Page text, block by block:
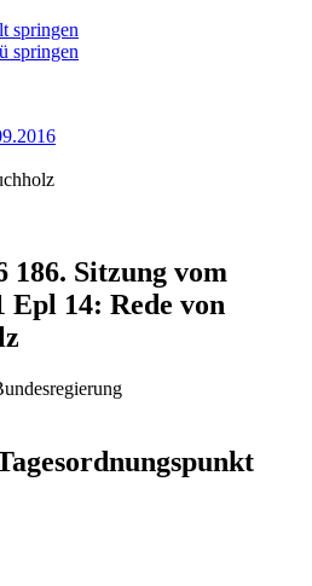
springen
springen
186. Sitzung vom
Epl 14: Rede von